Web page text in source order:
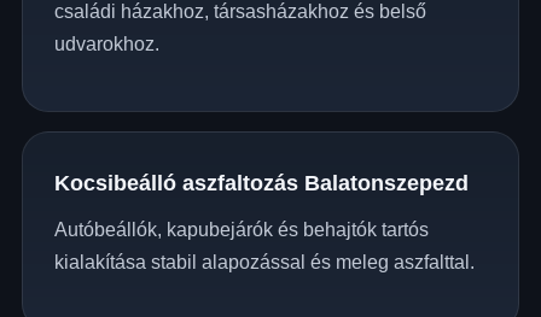
családi házakhoz, társasházakhoz és belső
udvarokhoz.
Kocsibeálló aszfaltozás Balatonszepezd
Autóbeállók, kapubejárók és behajtók tartós
kialakítása stabil alapozással és meleg aszfalttal.